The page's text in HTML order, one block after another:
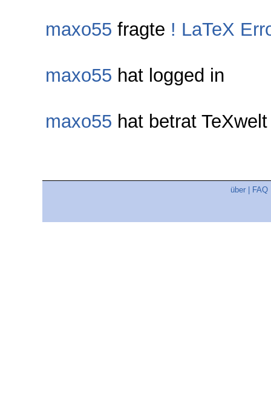
maxo55 fragte ! LaTeX
maxo55 hat logged in
maxo55 hat betrat
über FAQ